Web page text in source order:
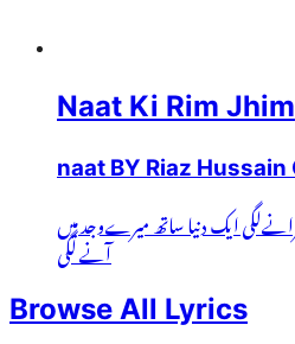
Naat Ki Rim Jhim
naat BY Riaz
ایک دنیا ساتھ میرےوجد میں
آنے لگی
Browse All Lyrics